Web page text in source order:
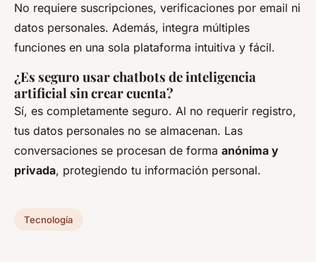
No requiere suscripciones, verificaciones por email ni
datos personales. Además, integra múltiples
funciones en una sola plataforma intuitiva y fácil.
¿Es seguro usar chatbots de inteligencia
artificial sin crear cuenta?
Sí, es completamente seguro. Al no requerir registro,
tus datos personales no se almacenan. Las
conversaciones se procesan de forma anónima y
privada, protegiendo tu información personal.
Tecnología